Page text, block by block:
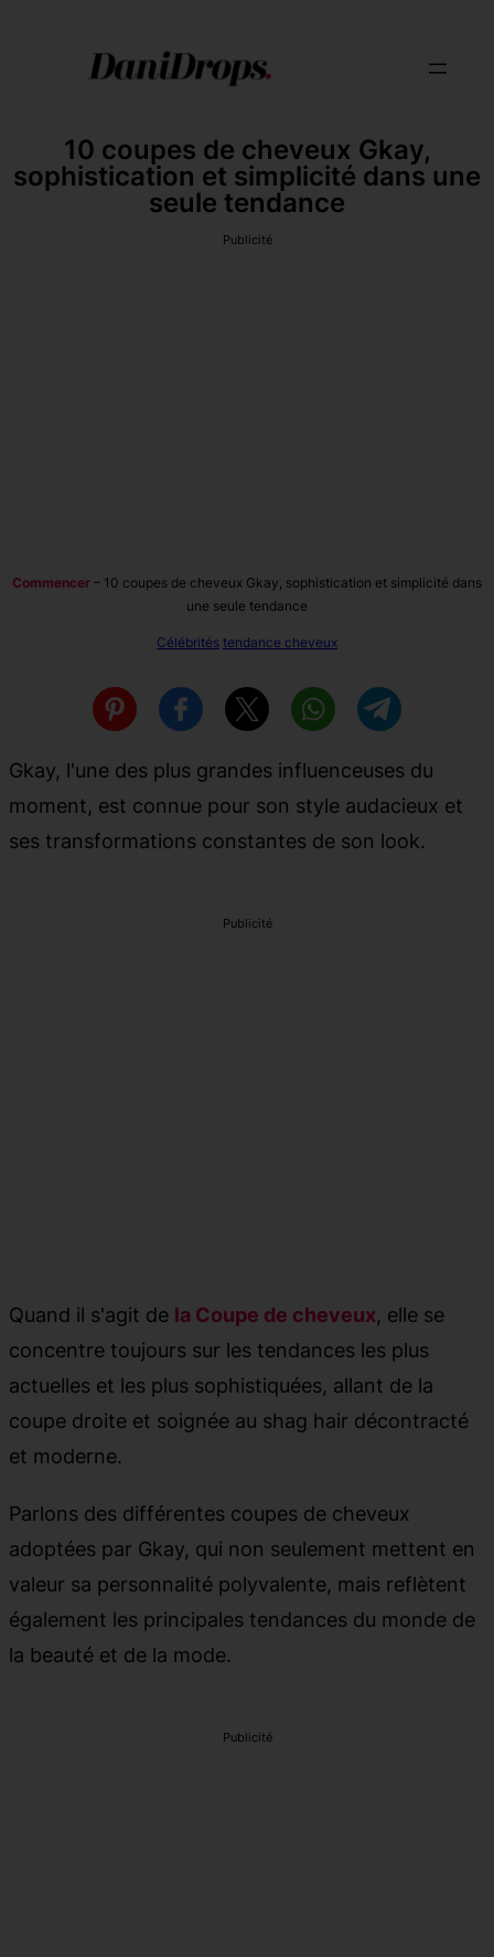
10 coupes de cheveux Gkay,
sophistication et simplicité dans une
seule tendance
Publicité
Commencer – 10 coupes de cheveux Gkay, sophistication et simplicité dans
une seule tendance
Célébrités tendance cheveux
Gkay, l'une des plus grandes influenceuses du
moment, est connue pour son style audacieux et
ses transformations constantes de son look.
Publicité
Quand il s'agit de la Coupe de cheveux, elle se
concentre toujours sur les tendances les plus
actuelles et les plus sophistiquées, allant de la
coupe droite et soignée au shag hair décontracté
et moderne.
Parlons des différentes coupes de cheveux
adoptées par Gkay, qui non seulement mettent en
valeur sa personnalité polyvalente, mais reflètent
également les principales tendances du monde de
la beauté et de la mode.
Publicité